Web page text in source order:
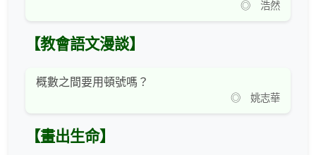
◎ 浩然
【教會語文漫談】
概數之間要用頓號嗎？
◎ 姚志華
【畫出生命】